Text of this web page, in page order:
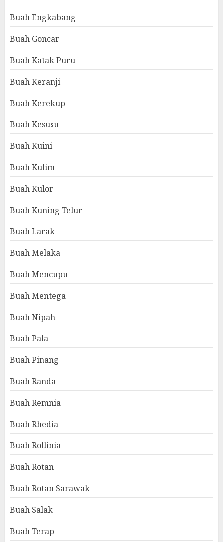
Buah Engkabang
Buah Goncar
Buah Katak Puru
Buah Keranji
Buah Kerekup
Buah Kesusu
Buah Kuini
Buah Kulim
Buah Kulor
Buah Kuning Telur
Buah Larak
Buah Melaka
Buah Mencupu
Buah Mentega
Buah Nipah
Buah Pala
Buah Pinang
Buah Randa
Buah Remnia
Buah Rhedia
Buah Rollinia
Buah Rotan
Buah Rotan Sarawak
Buah Salak
Buah Terap